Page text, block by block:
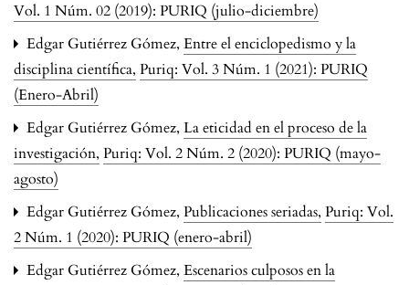
Vol. 1 Núm. 02 (2019): PURIQ (julio-diciembre)
Edgar Gutiérrez Gómez, Entre el enciclopedismo y la
disciplina científica, Puriq: Vol. 3 Núm. 1 (2021): PURIQ
(Enero-Abril)
Edgar Gutiérrez Gómez, La eticidad en el proceso de la
investigación, Puriq: Vol. 2 Núm. 2 (2020): PURIQ (mayo-
agosto)
Edgar Gutiérrez Gómez, Publicaciones seriadas, Puriq: Vol.
2 Núm. 1 (2020): PURIQ (enero-abril)
Edgar Gutiérrez Gómez, Escenarios culposos en la